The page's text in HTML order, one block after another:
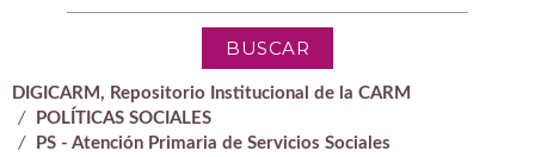
DIGICARM, Repositorio Institucional de la CARM
POLÍTICAS SOCIALES
PS - Atención Primaria de Servicios Sociales